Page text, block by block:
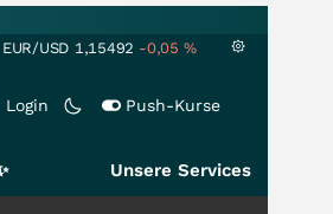
EUR/USD 1,15492 -0,05 %
Login Push-Kurse
Unsere Services